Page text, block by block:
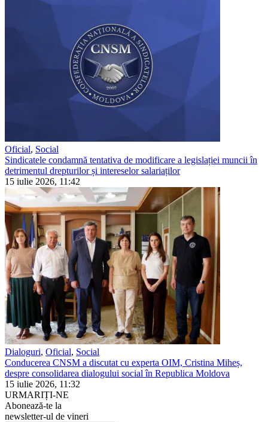
Oficial, Social
Sindicatele condamnă tentativa de modificare a legislației muncii în
detrimentul drepturilor și intereselor salariaților
15 iulie 2026, 11:42
Dialoguri, Oficial, Social
Conducerea CNSM a discutat cu experta OIM, Cristina Miheș,
despre consolidarea dialogului social în Republica Moldova
15 iulie 2026, 11:32
URMARIȚI-NE
Abonează-te la
newsletter-ul de vineri